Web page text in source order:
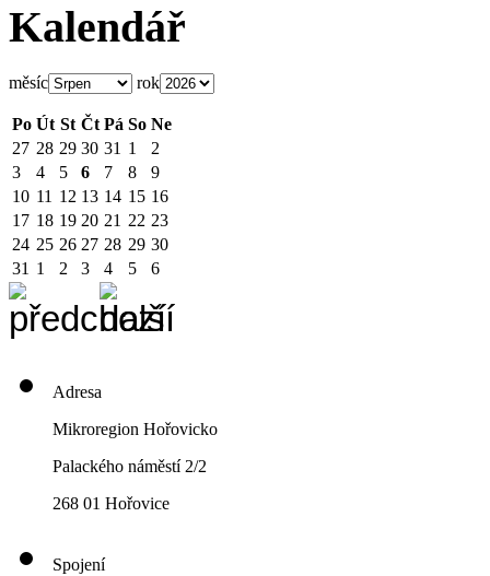
Kalendář
měsíc rok
Po Út St Čt Pá So Ne
27 28 29 30 31 1
2
3
4 5 6 7 8
9
10 11 12 13 14 15 16
17 18 19 20 21 22 23
24 25 26 27 28 29 30
31 1 2 3 4 5 6
Adresa
Mikroregion Hořovicko
Palackého náměstí 2/2
268 01 Hořovice
Spojení